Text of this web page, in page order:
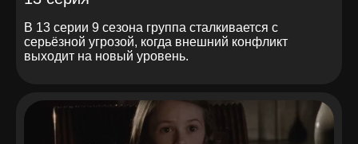
В 13 серии 9 сезона группа сталкивается с
серьёзной угрозой, когда внешний конфликт
выходит на новый уровень.